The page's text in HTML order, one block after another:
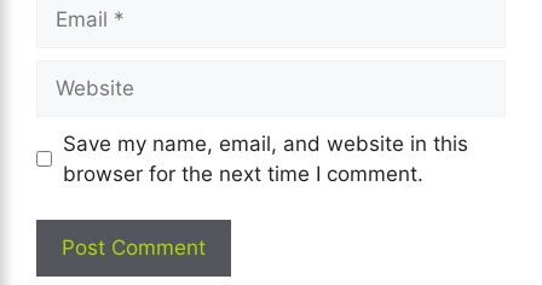
Save my name, email, and website in this
browser for the next time I comment.